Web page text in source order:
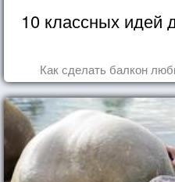
10 классных идей
Как сделать балкон